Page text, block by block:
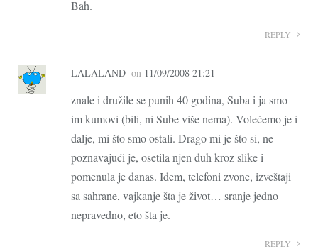
Bah.
REPLY
LALALAND on 11/09/2008 21:21
znale i družile se punih 40 godina, Suba i ja smo
im kumovi (bili, ni Sube više nema). Volećemo je i
dalje, mi što smo ostali. Drago mi je što si, ne
poznavajući je, osetila njen duh kroz slike i
pomenula je danas. Idem, telefoni zvone, izveštaji
sa sahrane, vajkanje šta je život… sranje jedno
nepravedno, eto šta je.
REPLY